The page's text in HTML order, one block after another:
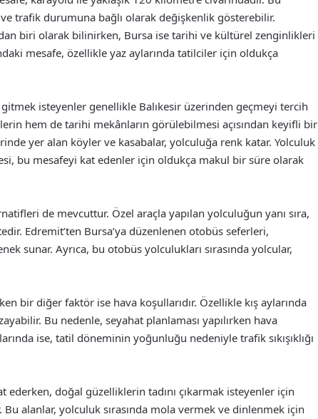
trafik durumuna bağlı olarak değişkenlik gösterebilir.
biri olarak bilinirken, Bursa ise tarihi ve kültürel zenginlikleri
mesafe, özellikle yaz aylarında tatilciler için oldukça
gitmek isteyenler genellikle Balıkesir üzerinden geçmeyi tercih
hem de tarihi mekânların görülebilmesi açısından keyifli bir
yer alan köyler ve kasabalar, yolculuğa renk katar. Yolculuk
bu mesafeyi kat edenler için oldukça makul bir süre olarak
de mevcuttur. Özel araçla yapılan yolculuğun yanı sıra,
Edremit’ten Bursa’ya düzenlenen otobüs seferleri,
sunar. Ayrıca, bu otobüs yolculukları sırasında yolcular,
bir diğer faktör ise hava koşullarıdır. Özellikle kış aylarında
Bu nedenle, seyahat planlaması yapılırken hava
ise, tatil döneminin yoğunluğu nedeniyle trafik sıkışıklığı
ederken, doğal güzelliklerin tadını çıkarmak isteyenler için
alanlar, yolculuk sırasında mola vermek ve dinlenmek için